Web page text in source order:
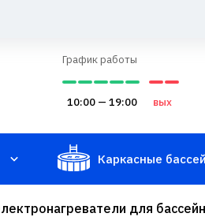
График работы
10:00 — 19:00 вых
Каркасные
для